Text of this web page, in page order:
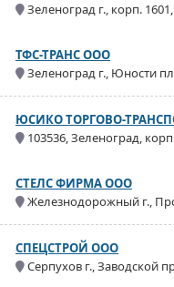
Зеленоград г., корп.
ТФС-ТРАНС ООО
Зеленоград г., Юности
ЮСИКО ТОРГОВО-
103536, Зеленоград,
СТЕЛС ФИРМА ООО
Железнодорожный г.,
СПЕЦСТРОЙ ООО
Серпухов г., Заводской